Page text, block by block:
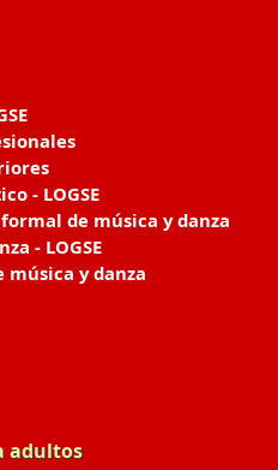
- LOGSE
de música y danza
- LOGSE
música y danza
adultos